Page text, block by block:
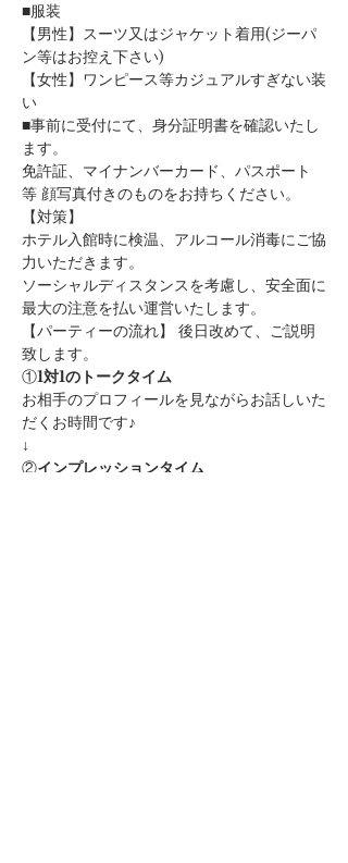
■服装
【男性】スーツ又はジャケット着用(ジーパ
ン等はお控え下さい)
【女性】ワンピース等カジュアルすぎない装
い
■事前に受付にて、身分証明書を確認いたし
ます。
免許証、マイナンバーカード、パスポート
等 顔写真付きのものをお持ちください。
【対策】
ホテル入館時に検温、アルコール消毒にご協
力いただきます。
ソーシャルディスタンスを考慮し、安全面に
最大の注意を払い運営いたします。
【パーティーの流れ】 後日改めて、ご説明
致します。
①1対1のトークタイム
お相手のプロフィールを見ながらお話しいた
だくお時間です♪
↓
②インプレッションタイム